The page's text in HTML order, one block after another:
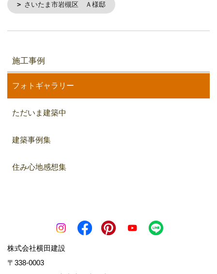
さいたま市岩槻区 Ａ様邸
施工事例
フォトギャラリー
ただいま建築中
建築事例集
住み心地感想集
株式会社横田建設
〒338-0003